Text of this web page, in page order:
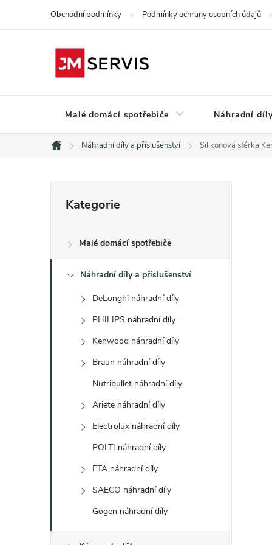
Obchodní podmínky Podmínky ochrany osobních údajů
Malé domácí spotřebiče Náhradní
Domů
Náhradní díly a příslušenství Silikonová stěrka
s
n
kategorie
Kategorie
Malé domácí spotřebiče
Náhradní díly a příslušenství
DeLonghi náhradní díly
PHILIPS náhradní díly
Kenwood náhradní díly
Braun náhradní díly
Nutribullet náhradní díly
Ariete náhradní díly
Electrolux náhradní díly
POLTI náhradní díly
ETA náhradní díly
SAECO náhradní díly
Gogen náhradní díly